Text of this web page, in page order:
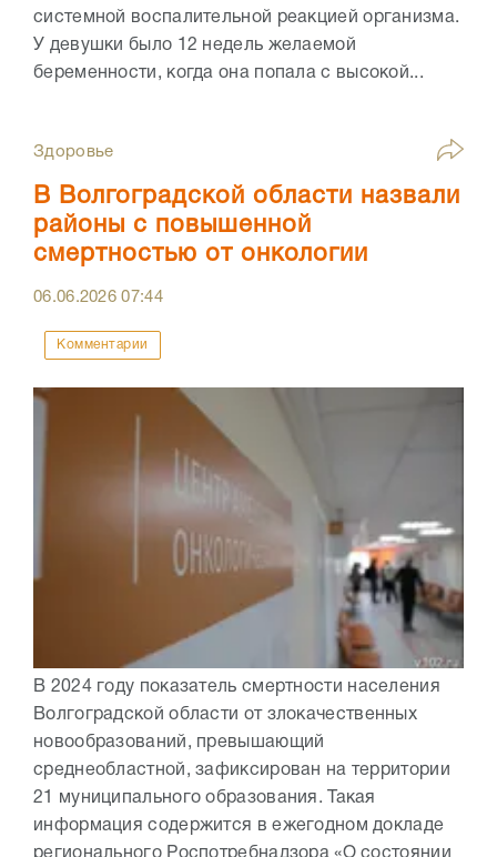
системной воспалительной реакцией организма.
У девушки было 12 недель желаемой
беременности, когда она попала с высокой...
Здоровье
В Волгоградской области назвали
районы с повышенной
смертностью от онкологии
06.06.202607:44
Комментарии
В 2024 году показатель смертности населения
Волгоградской области от злокачественных
новообразований, превышающий
среднеобластной, зафиксирован на территории
21 муниципального образования. Такая
информация содержится в ежегодном докладе
регионального Роспотребнадзора «О состоянии